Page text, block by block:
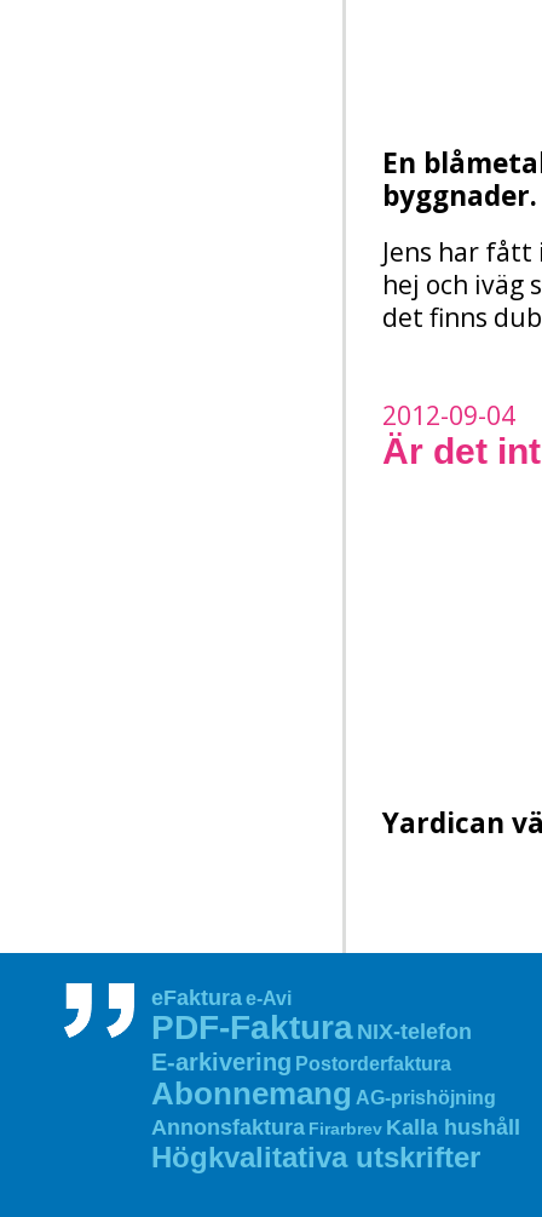
En
byggnader.
Jens har
hej och iväg
det finns
2012-09-04
Är det
Yardican
eFakturae-Avi
PDF‑Faktura NIX‑telefon
E‑arkivering Postorderfaktura
Abonnemang AG‑prishöjning
Annonsfaktura Firarbrev Kalla hushåll
Högkvalitativa utskrifter